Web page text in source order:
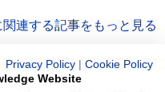
関連する記事をもっと見る
Privacy Policy
Cookie Policy
Website